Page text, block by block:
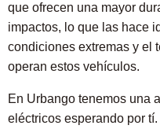
que ofrecen una mayor
impactos, lo que las hace
condiciones extremas y el
operan estos vehículos.
En Urbango tenemos una
eléctricos esperando por